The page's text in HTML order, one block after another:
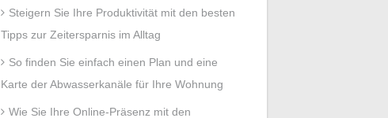
Steigern Sie Ihre Produktivität mit den besten
Tipps zur Zeitersparnis im Alltag
So finden Sie einfach einen Plan und eine
Karte der Abwasserkanäle für Ihre Wohnung
Wie Sie Ihre Online-Präsenz mit den